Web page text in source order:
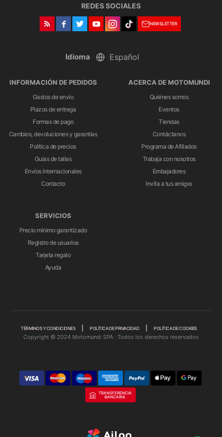
REDES SOCIALES
NEWSLETTER
Idioma
INFORMACIÓN DE PEDIDOS
Gastos de envío
Plazos de entrega
Formas de pago
Cambios, devoluciones y garantías
Política de precios
Guías de tallas
Envíos Internacionales
Contacto
ACERCA DE MOTOMUNDI
Quiénes somos
Eventos
Tiendas
Contáctanos
Programa de Afiliados
Trabaja con nosotros
Embajadores
Invita a tus amigxs
SERVICIOS
Precio mínimo garantizado
Registro de usuarios
Tarjeta regalo
Ayuda
TÉRMINOS Y CONDICIONES POLÍTICA DE PRIVACIDAD POLÍTICA DE COOKIES
Copyright © 2024 Motomundi SPA · Todos los derechos reservados
TRANSFERENCIA
BANCARIA